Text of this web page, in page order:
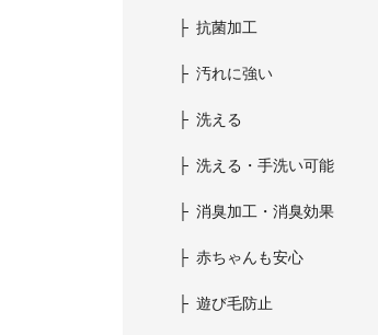
抗菌加工
汚れに強い
洗える
洗える・手洗い可能
消臭加工・消臭効果
赤ちゃんも安心
遊び毛防止